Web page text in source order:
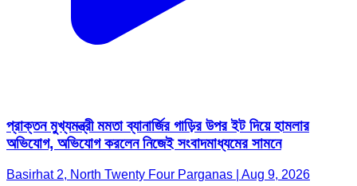
প্রাক্তন মুখ্যমন্ত্রী মমতা ব্যানার্জির গাড়ির উপর ইট দিয়ে হামলার
অভিযোগ, অভিযোগ করলেন নিজেই সংবাদমাধ্যমের সামনে
Basirhat 2, North Twenty Four Parganas | Aug 9, 2026